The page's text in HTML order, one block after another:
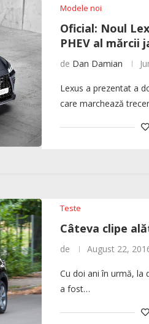
Modele noi
Oficial: Noul
PHEV al mărcii
de Dan Damian
Lexus a prezentat a
care marchează
Teste
Câteva clipe
de August 22,
Cu doi ani în urmă, la
a fost…